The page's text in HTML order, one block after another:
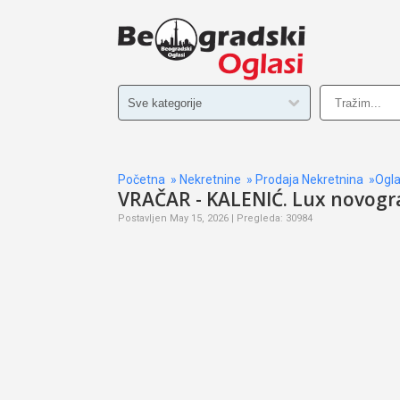
Početna » Nekretnine » Prodaja Nekretnina
VRAČAR - KALENIĆ. Lux
Postavljen May 15, 2026 | Pregleda: 30984